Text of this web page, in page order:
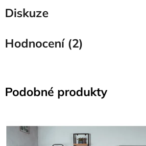
Diskuze
Hodnocení (2)
Podobné produkty